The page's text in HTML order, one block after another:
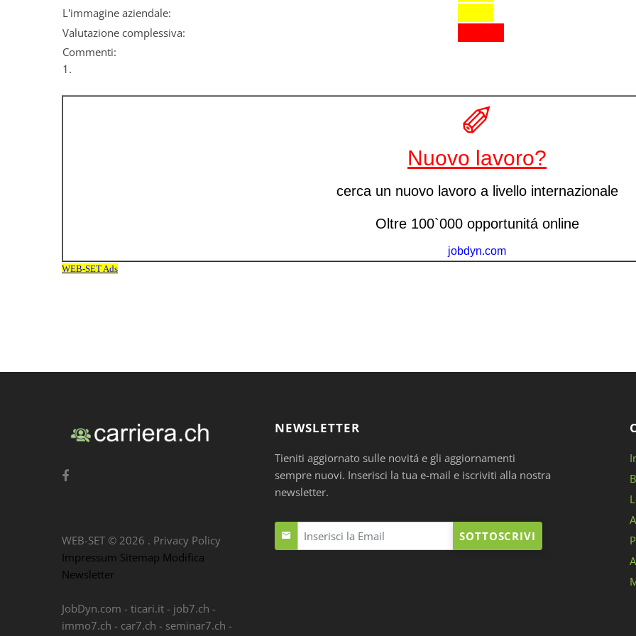
L'immagine aziendale:
Valutazione complessiva:
Commenti:
1.
NEWSLETTER
Tieniti aggiornato sulle novitá e gli aggiornamenti
sempre nuovi. Inserisci la tua e-mail e iscriviti alla nostra
newsletter.
SOTTOSCRIVI
WEB-SET © 2026 . Privacy Policy
Impressum Sitemap Modifica
Newsletter
JobDyn.com - ticari.it - job7.ch -
immo7.ch - car7.ch - seminar7.ch -